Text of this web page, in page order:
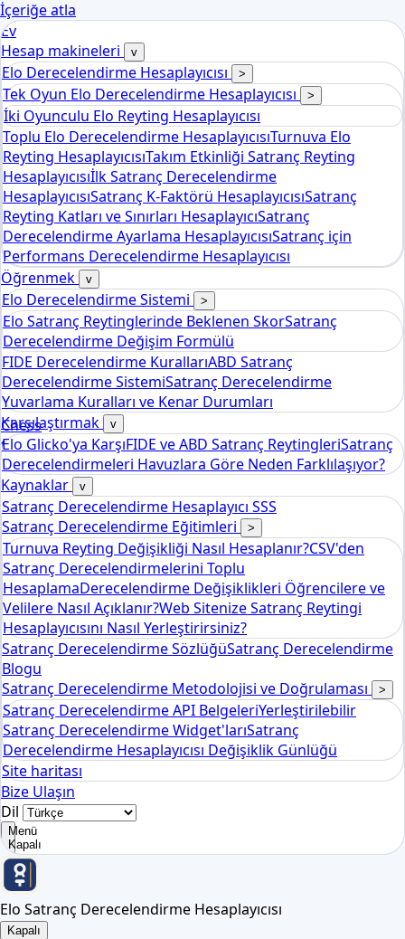
İçeriğe atla
Chess
tools
Elo Satranç Derecelendirme Hesaplayıcısı
Ev
Hesap makineleri
v
Elo Derecelendirme Hesaplayıcısı >
Tek Oyun Elo Derecelendirme Hesaplayıcısı >
İki Oyunculu Elo Reyting Hesaplayıcısı
Toplu Elo Derecelendirme HesaplayıcısıTurnuva Elo
Reyting HesaplayıcısıTakım Etkinliği Satranç Reyting
Hesaplayıcısıİlk Satranç Derecelendirme
HesaplayıcısıSatranç K-Faktörü HesaplayıcısıSatranç
Reyting Katları ve Sınırları HesaplayıcıSatranç
Derecelendirme Ayarlama HesaplayıcısıSatranç için
Performans Derecelendirme Hesaplayıcısı
Öğrenmek
v
Elo Derecelendirme Sistemi >
Elo Satranç Reytinglerinde Beklenen SkorSatranç
Derecelendirme Değişim Formülü
FIDE Derecelendirme KurallarıABD Satranç
Derecelendirme SistemiSatranç Derecelendirme
Yuvarlama Kuralları ve Kenar Durumları
Karşılaştırmak
v
Elo Glicko'ya KarşıFIDE ve ABD Satranç ReytingleriSatranç
Derecelendirmeleri Havuzlara Göre Neden Farklılaşıyor?
Kaynaklar
v
Satranç Derecelendirme Hesaplayıcı SSS
Satranç Derecelendirme Eğitimleri
>
Turnuva Reyting Değişikliği Nasıl Hesaplanır?CSV'den
Satranç Derecelendirmelerini Toplu
HesaplamaDerecelendirme Değişiklikleri Öğrencilere ve
Velilere Nasıl Açıklanır?Web Sitenize Satranç Reytingi
Hesaplayıcısını Nasıl Yerleştirirsiniz?
Satranç Derecelendirme SözlüğüSatranç Derecelendirme
Blogu
Satranç Derecelendirme Metodolojisi ve Doğrulaması
>
Satranç Derecelendirme API BelgeleriYerleştirilebilir
Satranç Derecelendirme Widget'larıSatranç
Derecelendirme Hesaplayıcısı Değişiklik Günlüğü
Site haritası
Bize Ulaşın
Dil
Menü
Kapalı
Elo Satranç Derecelendirme Hesaplayıcısı
Kapalı